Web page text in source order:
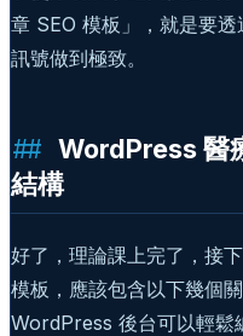
章 SEO 模板」，就是要
訊號做到極致。
WordPress 醫
結構
好了，理論課上完了，接
模板，應該包含以下幾個
WordPress 後台可以輕鬆